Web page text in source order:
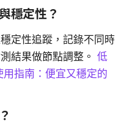
穩定性？
定性追蹤，記錄不同時
結果做節點調整。 低
指南：便宜又穩定的